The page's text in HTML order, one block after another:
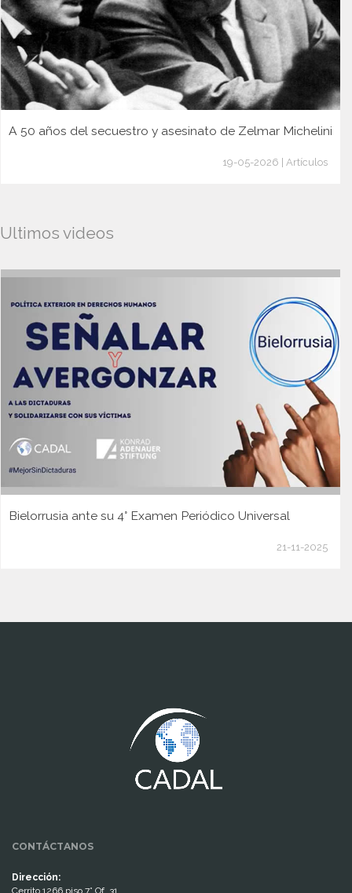
A 50 años del secuestro y asesinato de Zelmar Michelini
19-05-2026 | Artículos
Ultimos videos
Bielorrusia ante su 4° Examen Periódico Universal
21-11-2025
CONTÁCTANOS
Dirección: